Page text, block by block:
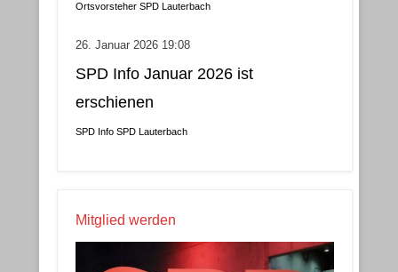
Ortsvorsteher SPD Lauterbach
26. Januar 2026 19:08
SPD Info Januar 2026 ist
erschienen
SPD Info SPD Lauterbach
Mitglied werden